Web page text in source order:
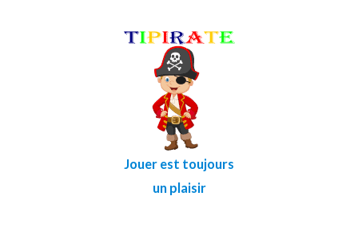
Jouer est toujours
un plaisir